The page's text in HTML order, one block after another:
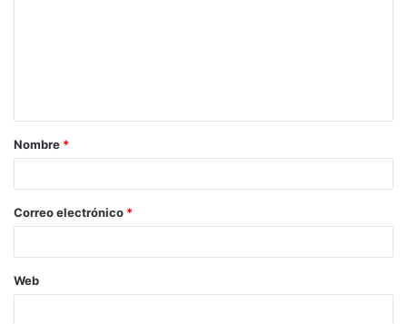
Nombre *
Correo electrónico *
Web